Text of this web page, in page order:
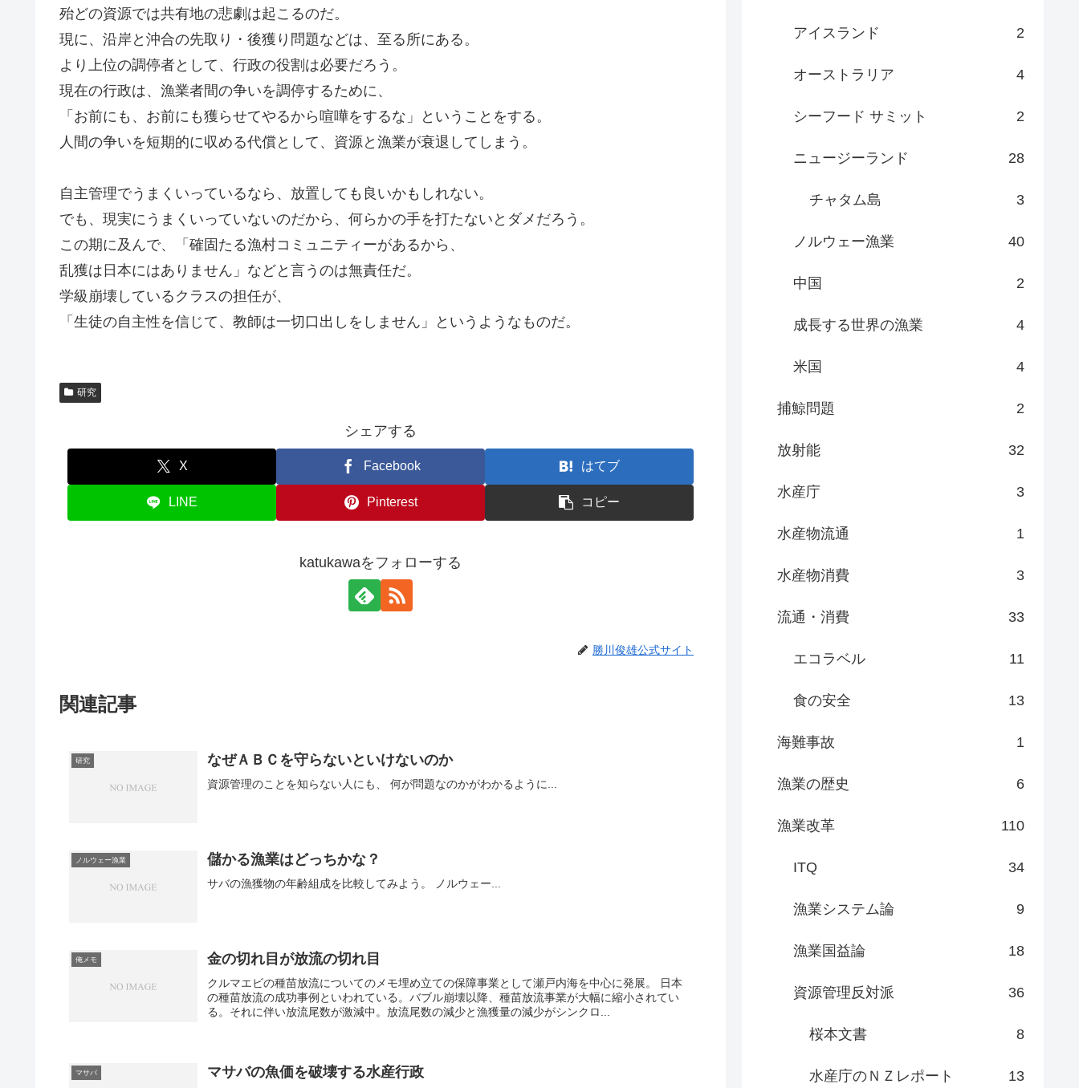
殆どの資源では共有地の悲劇は起こるのだ。
現に、沿岸と沖合の先取り・後獲り問題などは、至る所にある。
より上位の調停者として、行政の役割は必要だろう。
現在の行政は、漁業者間の争いを調停するために、
「お前にも、お前にも獲らせてやるから喧嘩をするな」ということをする。
人間の争いを短期的に収める代償として、資源と漁業が衰退してしまう。
自主管理でうまくいっているなら、放置しても良いかもしれない。
でも、現実にうまくいっていないのだから、何らかの手を打たないとダメだろう。
この期に及んで、「確固たる漁村コミュニティーがあるから、
乱獲は日本にはありません」などと言うのは無責任だ。
学級崩壊しているクラスの担任が、
「生徒の自主性を信じて、教師は一切口出しをしません」というようなものだ。
研究
シェアする
X Facebook はてブ
LINE Pinterest コピー
katukawaをフォローする
勝川俊雄公式サイト
関連記事
研究 なぜＡＢＣを守らないといけないのか
資源管理のことを知らない人にも、 何が問題なのかがわかるように...
ノルウェー漁業 儲かる漁業はどっちかな？
サバの漁獲物の年齢組成を比較してみよう。 ノルウェー...
俺メモ 金の切れ目が放流の切れ目
クルマエビの種苗放流についてのメモ埋め立ての保障事業として瀬戸内海を中心に発展。 日本
の種苗放流の成功事例といわれている。バブル崩壊以降、種苗放流事業が大幅に縮小されてい
る。それに伴い放流尾数が激減中。放流尾数の減少と漁獲量の減少がシンクロ...
マサバ マサバの魚価を破壊する水産行政
アイスランド 2
オーストラリア 4
シーフード サミット 2
ニュージーランド 28
チャタム島 3
ノルウェー漁業 40
中国 2
成長する世界の漁業 4
米国 4
捕鯨問題 2
放射能 32
水産庁 3
水産物流通 1
水産物消費 3
流通・消費 33
エコラベル 11
食の安全 13
海難事故 1
漁業の歴史 6
漁業改革 110
ITQ 34
漁業システム論 9
漁業国益論 18
資源管理反対派 36
桜本文書 8
水産庁のＮＺレポート 13